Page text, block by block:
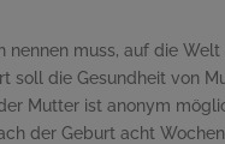
muss, auf die
soll die Gesundheit von
Mutter ist anonym
der Geburt acht